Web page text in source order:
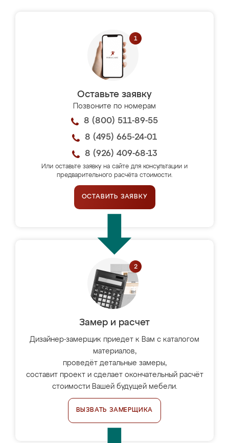
Оставьте заявку
Позвоните по номерам
8 (800) 511-89-55
8 (495) 665-24-01
8 (926) 409-68-13
Или оставьте заявку на сайте для консультации и
предварительного расчёта стоимости.
ОСТАВИТЬ ЗАЯВКУ
Замер и расчет
Дизайнер-замерщик приедет к Вам с каталогом
материалов,
проведёт детальные замеры,
составит проект и сделает окончательный расчёт
стоимости Вашей будущей мебели.
ВЫЗВАТЬ ЗАМЕРЩИКА